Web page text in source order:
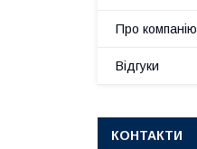
Про компанію
Відгуки
КОНТАКТИ